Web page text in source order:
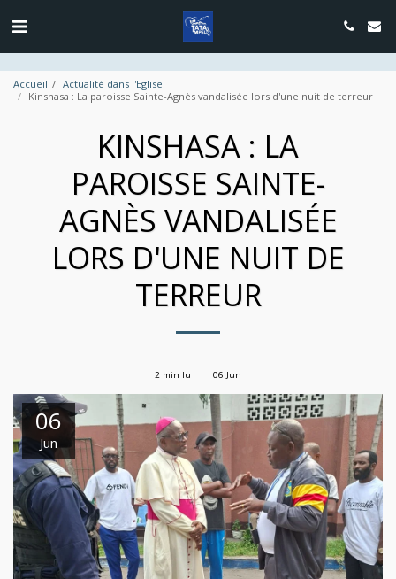
google.com, pub-4889604885818732, DIRECT, f08c47fec0942fa0
Accueil
Actualité dans l'Eglise
Kinshasa : La paroisse Sainte-Agnès vandalisée lors d'une nuit de terreur
KINSHASA : LA
PAROISSE SAINTE-
AGNÈS VANDALISÉE
LORS D'UNE NUIT DE
TERREUR
2 min lu 06 Jun
06
Jun